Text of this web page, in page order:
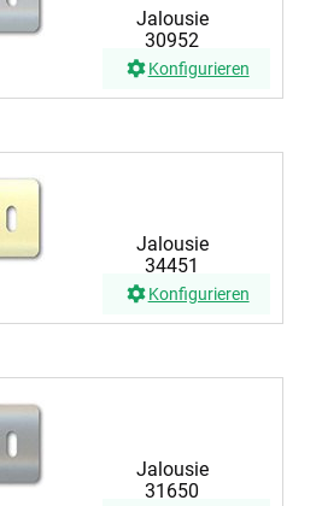
Jalousie
30952
Konfigurieren
Jalousie
34451
Konfigurieren
Jalousie
31650